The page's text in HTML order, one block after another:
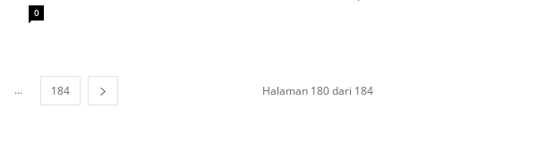
0
... 184 Halaman 180 dari 184